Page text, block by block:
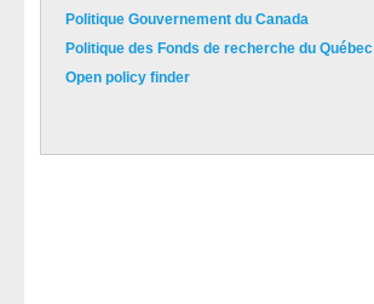
Politique Gouvernement du Canada
Politique des Fonds de recherche du Québec
Open policy finder